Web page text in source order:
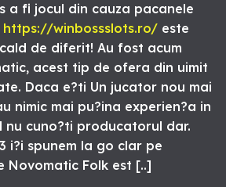
a fi jocul din cauza pacanele
https://winbossslots.ro/ este
de diferit! Au fost acum
acest tip de ofera din uimit
Daca e?ti Un jucator nou mai
nimic mai pu?ina experien?a in
nu cuno?ti producatorul dar.
i?i spunem la go clar pe
Novomatic Folk est [..]